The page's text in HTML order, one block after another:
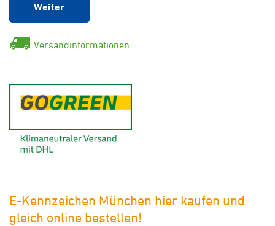
Weiter
Versandinformationen
E-Kennzeichen München hier kaufen und
gleich online bestellen!